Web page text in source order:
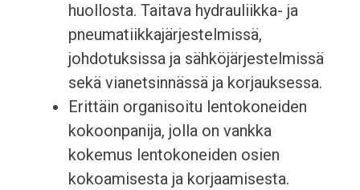
huollosta. Taitava hydrauliikka- ja
pneumatiikkajärjestelmissä,
johdotuksissa ja sähköjärjestelmissä
sekä vianetsinnässä ja korjauksessa.
Erittäin organisoitu lentokoneiden
kokoonpanija, jolla on vankka
kokemus lentokoneiden osien
kokoamisesta ja korjaamisesta.